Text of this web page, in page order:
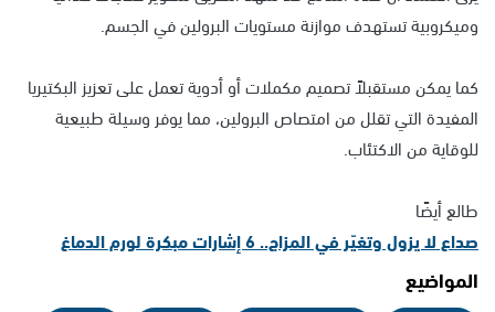
وميكروبية تستهدف موازنة مستويات البرولين في الجسم.
كما يمكن مستقبلاً تصميم مكملات أو أدوية تعمل على تعزيز البكتيريا
المفيدة التي تقلل من امتصاص البرولين، مما يوفر وسيلة طبيعية
للوقاية من الاكتئاب.
طالع أيضًا
صداع لا يزول وتغيّر في المزاج.. 6 إشارات مبكرة لورم الدماغ
المواضيع